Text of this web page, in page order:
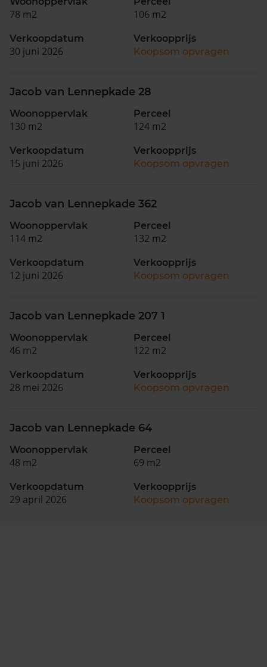
78 m2 106 m2
Verkoopdatum
30 juni 2026
Verkoopprijs
Koopsom opvragen
Jacob van Lennepkade 28
Woonoppervlak
130 m2
Perceel
124 m2
Verkoopdatum
15 juni 2026
Verkoopprijs
Koopsom opvragen
Jacob van Lennepkade 362
Woonoppervlak
114 m2
Perceel
132 m2
Verkoopdatum
12 juni 2026
Verkoopprijs
Koopsom opvragen
Jacob van Lennepkade 207 1
Woonoppervlak
46 m2
Perceel
122 m2
Verkoopdatum
28 mei 2026
Verkoopprijs
Koopsom opvragen
Jacob van Lennepkade 64
Woonoppervlak
48 m2
Perceel
69 m2
Verkoopdatum
29 april 2026
Verkoopprijs
Koopsom opvragen